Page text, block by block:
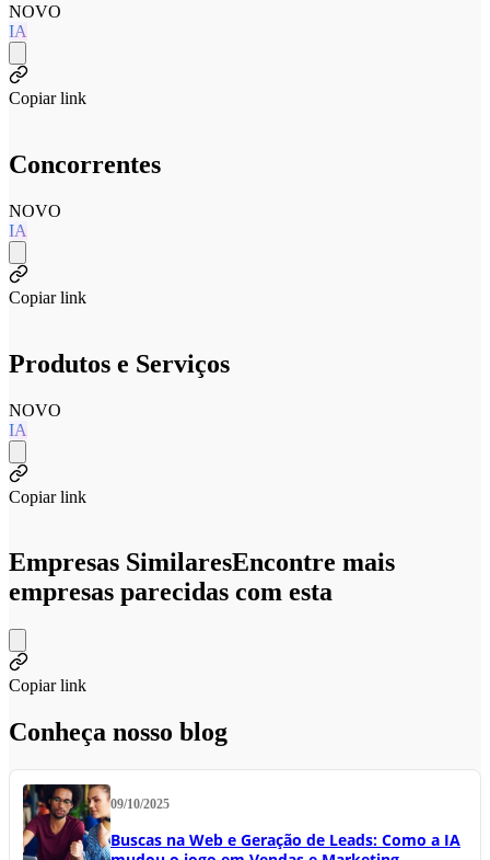
NOVO
IA
Copiar link
Concorrentes
NOVO
IA
Copiar link
Produtos e Serviços
NOVO
IA
Copiar link
Empresas SimilaresEncontre mais
empresas parecidas com esta
Copiar link
Conheça nosso blog
09/10/2025
Buscas na Web e Geração de Leads: Como a IA